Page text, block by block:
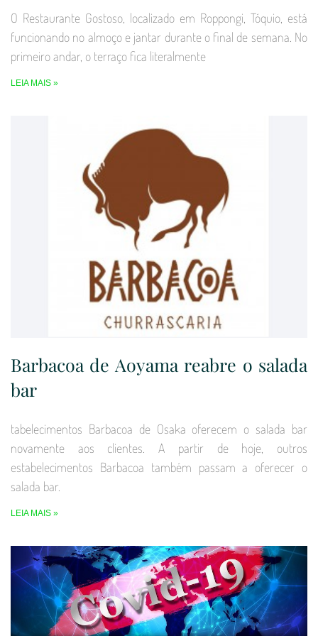
O Restaurante Gostoso, localizado em Roppongi, Tóquio, está
funcionando no almoço e jantar durante o final de semana. No
primeiro andar, o terraço fica literalmente
LEIA MAIS »
Barbacoa de Aoyama reabre o salada
bar
tabelecimentos Barbacoa de Osaka oferecem o salada bar
novamente aos clientes. A partir de hoje, outros
estabelecimentos Barbacoa também passam a oferecer o
salada bar.
LEIA MAIS »